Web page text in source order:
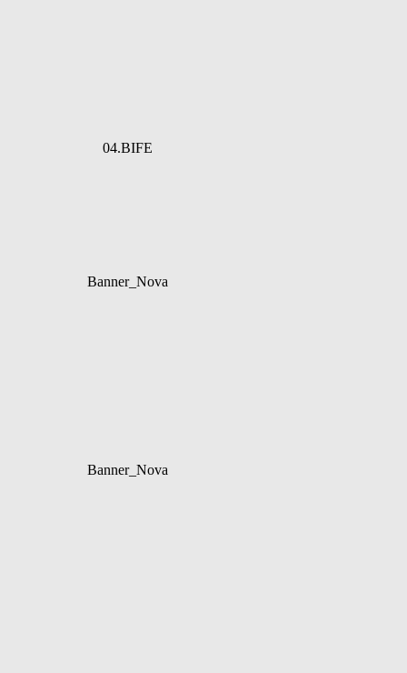
04.BIFE
Banner_Nova
Banner_Nova